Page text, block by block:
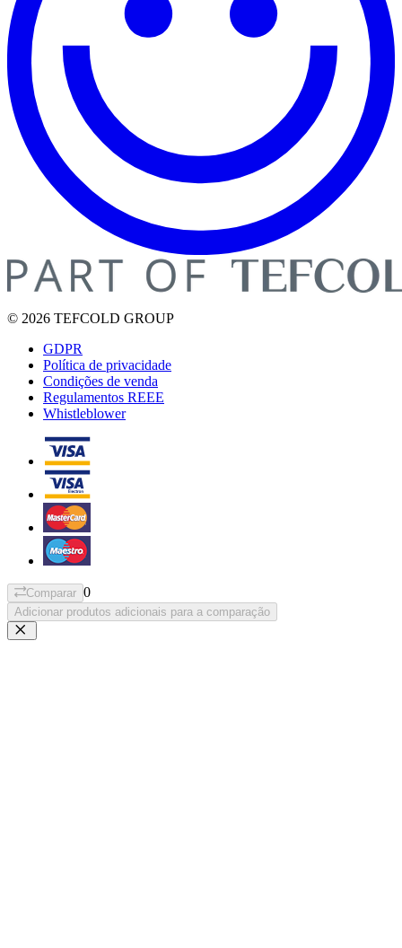
© 2026 TEFCOLD GROUP
GDPR
Política de privacidade
Condições de venda
Regulamentos REEE
Whistleblower
Comparar 0
Adicionar produtos adicionais para a comparação